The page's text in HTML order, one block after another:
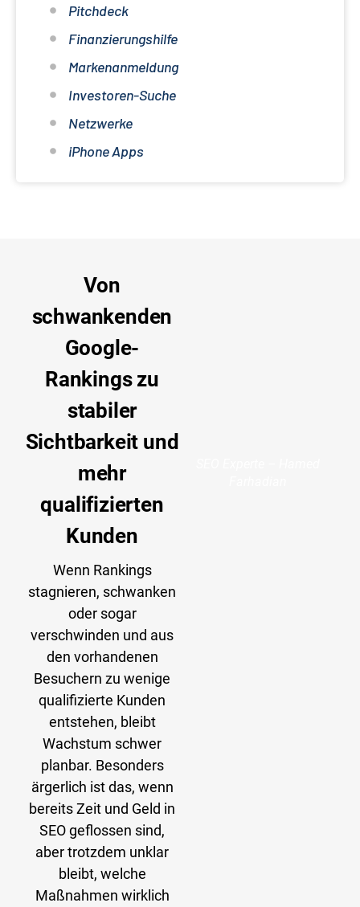
Pitchdeck
Finanzierungshilfe
Markenanmeldung
Investoren-Suche
Netzwerke
iPhone Apps
Von
schwankenden
Google-
Rankings zu
stabiler
Sichtbarkeit und
mehr
qualifizierten
Kunden
Wenn Rankings
stagnieren, schwanken
oder sogar
verschwinden und aus
den vorhandenen
Besuchern zu wenige
qualifizierte Kunden
entstehen, bleibt
Wachstum schwer
planbar. Besonders
ärgerlich ist das, wenn
bereits Zeit und Geld in
SEO geflossen sind,
aber trotzdem unklar
bleibt, welche
Maßnahmen wirklich